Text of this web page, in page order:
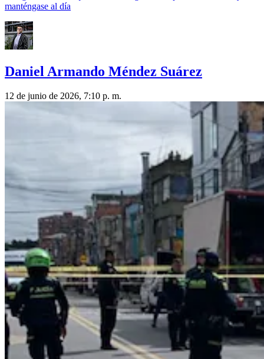
manténgase al día
Daniel Armando Méndez Suárez
12 de junio de 2026, 7:10 p. m.